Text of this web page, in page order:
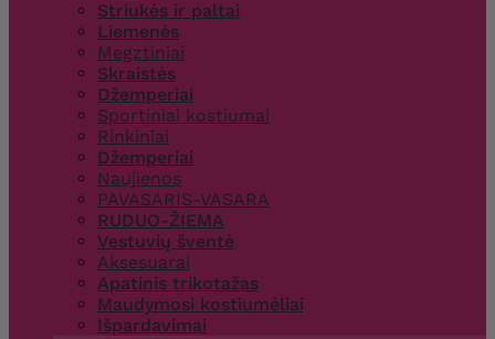
Striukės ir paltai
Liemenės
Megztiniai
Skraistės
Džemperiai
Sportiniai kostiumai
Rinkiniai
Džemperiai
Naujienos
PAVASARIS-VASARA
RUDUO-ŽIEMA
Vestuvių šventė
Aksesuarai
Apatinis trikotažas
Maudymosi kostiumėliai
Išpardavimai